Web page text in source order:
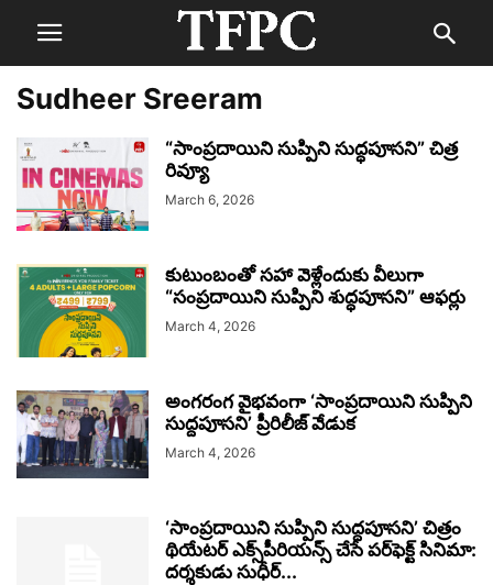
Sudheer Sreeram
“సాంప్రదాయిని సుప్పిని సుద్ధపూసని” చిత్ర
రివ్యూ
March 6, 2026
కుటుంబంతో సహా వెళ్లేందుకు వీలుగా
“సంప్రదాయిని సుప్పిని శుద్ధపూసని” ఆఫర్లు
March 4, 2026
అంగరంగ వైభవంగా ‘సాంప్రదాయిని సుప్పిని
సుద్దపూసని’ ప్రీరిలీజ్‌ వేడుక
March 4, 2026
‘సాంప్రదాయిని సుప్పిని సుద్దపూసని’ చిత్రం
థియేటర్‌ ఎక్స్‌పీరియన్స్‌ చేసే పర్‌ఫెక్ట్‌ సినిమా:
దర్శకుడు సుధీర్‌...